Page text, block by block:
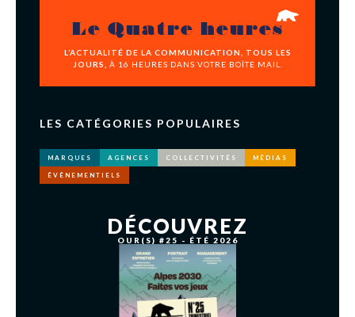
Le Quatre heures
L’ACTUALITÉ DE LA COMMUNICATION, TOUS LES
JOURS,
À 16 HEURES DANS VOTRE BOÎTE MAIL.
LES CATÉGORIES POPULAIRES
MARQUES AGENCES COLLECTIVITÉS MÉDIAS
ÉVÉNEMENTIELS
DÉCOUVREZ
OUR(S) #25 - ÉTÉ 2026